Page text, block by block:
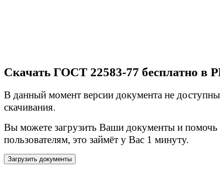
Скачать ГОСТ 22583-77 бесплатно в
В данный момент версии документа не
скачивания.
Вы можете загрузить Ваши документы и
пользователям, это займёт у Вас 1 минуту.
Загрузить документы